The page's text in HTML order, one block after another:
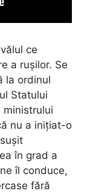
ce
a rușilor. Se
la ordinul
Statului
ministrului
nu a inițiat-o
în grad a
îl conduce,
fără